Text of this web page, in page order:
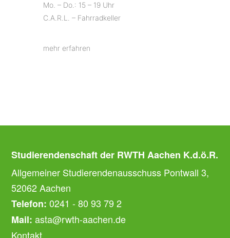
Mo. – Do.: 15 – 19 Uhr
C.A.R.L. – Fahrradkeller
mehr erfahren
Studierendenschaft der RWTH Aachen K.d.ö.R.
Allgemeiner Studierendenausschuss Pontwall 3,
52062 Aachen
Telefon: 0241 - 80 93 79 2
Mail: asta@rwth-aachen.de
Kontakt